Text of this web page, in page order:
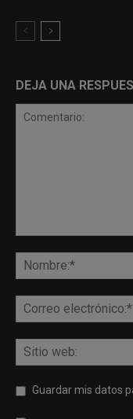
DEJA UNA
Guardar mis datos